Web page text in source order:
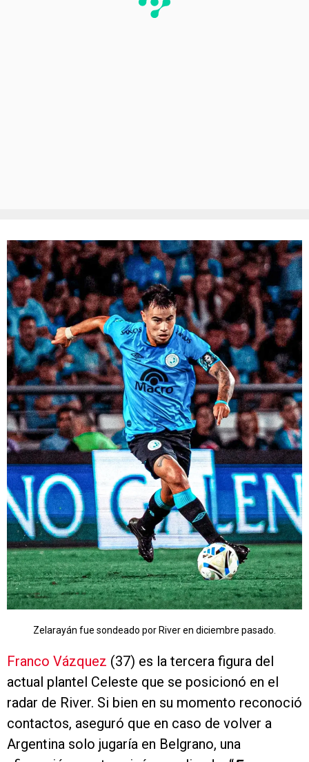
Zelarayán fue sondeado por River en diciembre pasado.
Franco Vázquez(37) es la tercera figura del
actual plantel Celeste que se posicionó en el
radar de River. Si bien en su momento reconoció
Argentina solo jugaría en Belgrano, una
afirmación que terminó cumpliendo. “En su
momento he hablado con gente de River,
cuando fue mi último año en Sevilla.También
hablé personalmente con Riquelme, pero nunca